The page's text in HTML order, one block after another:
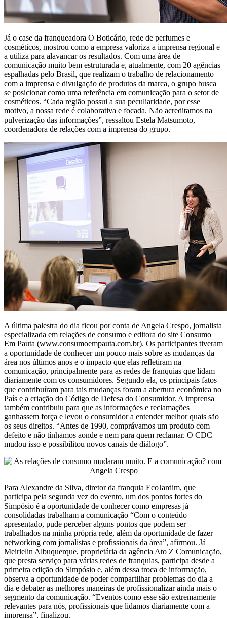
Já o case da franqueadora O Boticário, rede de perfumes e
cosméticos, mostrou como a empresa valoriza a imprensa regional e
a utiliza para alavancar os resultados. Com uma área de
comunicação muito bem estruturada e, atualmente, com 20 agências
espalhadas pelo Brasil, que realizam o trabalho de relacionamento
com a imprensa e divulgação de produtos da marca, o grupo busca
se posicionar como uma referência em comunicação para o setor de
cosméticos. “Cada região possui a sua peculiaridade, por esse
motivo, a nossa rede é colaborativa e focada. Não acreditamos na
pulverização das informações”, ressaltou Estela Matsumoto,
coordenadora de relações com a imprensa do grupo.
A última palestra do dia ficou por conta de Angela Crespo, jornalista
especializada em relações de consumo e editora do site Consumo
Em Pauta (www.consumoempauta.com.br). Os participantes tiveram
a oportunidade de conhecer um pouco mais sobre as mudanças da
área nos últimos anos e o impacto que elas refletiram na
comunicação, principalmente para as redes de franquias que lidam
diariamente com os consumidores. Segundo ela, os principais fatos
que contribuíram para tais mudanças foram a abertura econômica no
País e a criação do Código de Defesa do Consumidor. A imprensa
também contribuiu para que as informações e reclamações
ganhassem força e levou o consumidor a entender melhor quais são
os seus direitos. “Antes de 1990, comprávamos um produto com
defeito e não tínhamos aonde e nem para quem reclamar. O CDC
mudou isso e possibilitou novos canais de diálogo”.
Para Alexandre da Silva, diretor da franquia EcoJardim, que
participa pela segunda vez do evento, um dos pontos fortes do
Simpósio é a oportunidade de conhecer como empresas já
consolidadas trabalham a comunicação “Com o conteúdo
apresentado, pude perceber alguns pontos que podem ser
trabalhados na minha própria rede, além da oportunidade de fazer
networking com jornalistas e profissionais da área”, afirmou. Já
Meirielin Albuquerque, proprietária da agência Ato Z Comunicação,
que presta serviço para várias redes de franquias, participa desde a
primeira edição do Simpósio e, além dessa troca de informação,
observa a oportunidade de poder compartilhar problemas do dia a
dia e debater as melhores maneiras de profissionalizar ainda mais o
segmento da comunicação. “Eventos como esse são extremamente
relevantes para nós, profissionais que lidamos diariamente com a
imprensa”, finalizou.